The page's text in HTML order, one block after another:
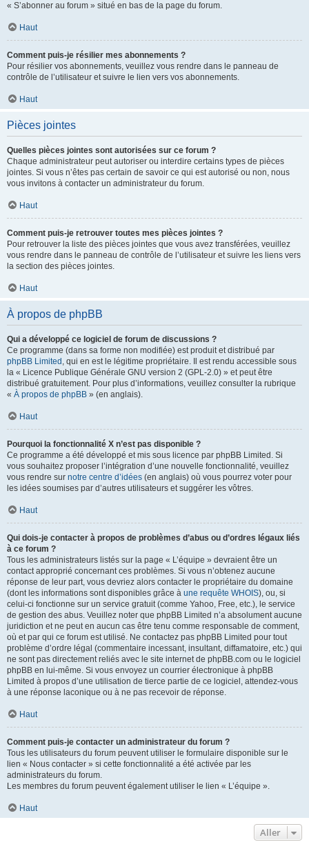
« S’abonner au forum » situé en bas de la page du forum.
Haut
Comment puis-je résilier mes abonnements ?
Pour résilier vos abonnements, veuillez vous rendre dans le panneau de
contrôle de l’utilisateur et suivre le lien vers vos abonnements.
Haut
Pièces jointes
Quelles pièces jointes sont autorisées sur ce forum ?
Chaque administrateur peut autoriser ou interdire certains types de pièces
jointes. Si vous n’êtes pas certain de savoir ce qui est autorisé ou non, nous
vous invitons à contacter un administrateur du forum.
Haut
Comment puis-je retrouver toutes mes pièces jointes ?
Pour retrouver la liste des pièces jointes que vous avez transférées, veuillez
vous rendre dans le panneau de contrôle de l’utilisateur et suivre les liens vers
la section des pièces jointes.
Haut
À propos de phpBB
Qui a développé ce logiciel de forum de discussions ?
Ce programme (dans sa forme non modifiée) est produit et distribué par
phpBB Limited , qui en est le légitime propriétaire. Il est rendu accessible sous
la « Licence Publique Générale GNU version 2 (GPL-2.0) » et peut être
distribué gratuitement. Pour plus d’informations, veuillez consulter la rubrique
« À propos de phpBB » (en anglais).
Haut
Pourquoi la fonctionnalité X n’est pas disponible ?
Ce programme a été développé et mis sous licence par phpBB Limited. Si
vous souhaitez proposer l’intégration d’une nouvelle fonctionnalité, veuillez
vous rendre sur notre centre d’idées (en anglais) où vous pourrez voter pour
les idées soumises par d’autres utilisateurs et suggérer les vôtres.
Haut
Qui dois-je contacter à propos de problèmes d’abus ou d’ordres légaux liés
à ce forum ?
Tous les administrateurs listés sur la page « L’équipe » devraient être un
contact approprié concernant ces problèmes. Si vous n’obtenez aucune
réponse de leur part, vous devriez alors contacter le propriétaire du domaine
(dont les informations sont disponibles grâce à une requête WHOIS), ou, si
celui-ci fonctionne sur un service gratuit (comme Yahoo, Free, etc.), le service
de gestion des abus. Veuillez noter que phpBB Limited n’a absolument aucune
juridiction et ne peut en aucun cas être tenu comme responsable de comment,
où et par qui ce forum est utilisé. Ne contactez pas phpBB Limited pour tout
problème d’ordre légal (commentaire incessant, insultant, diffamatoire, etc.) qui
ne sont pas directement reliés avec le site internet de phpBB.com ou le logiciel
phpBB en lui-même. Si vous envoyez un courrier électronique à phpBB
Limited à propos d’une utilisation de tierce partie de ce logiciel, attendez-vous
à une réponse laconique ou à ne pas recevoir de réponse.
Haut
Comment puis-je contacter un administrateur du forum ?
Tous les utilisateurs du forum peuvent utiliser le formulaire disponible sur le
lien « Nous contacter » si cette fonctionnalité a été activée par les
administrateurs du forum.
Les membres du forum peuvent également utiliser le lien « L’équipe ».
Haut
Aller